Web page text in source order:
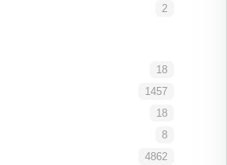
2
18
1457
18
8
4862